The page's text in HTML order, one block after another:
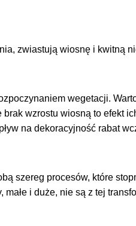
zwiastują wiosnę i kwitną
wegetacji.
wzrostu wiosną to efekt
na dekoracyjność rabat
szereg procesów, które
i duże, nie są z tej